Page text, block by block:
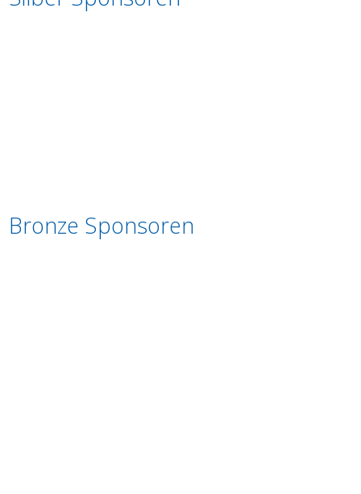
Bronze Sponsoren